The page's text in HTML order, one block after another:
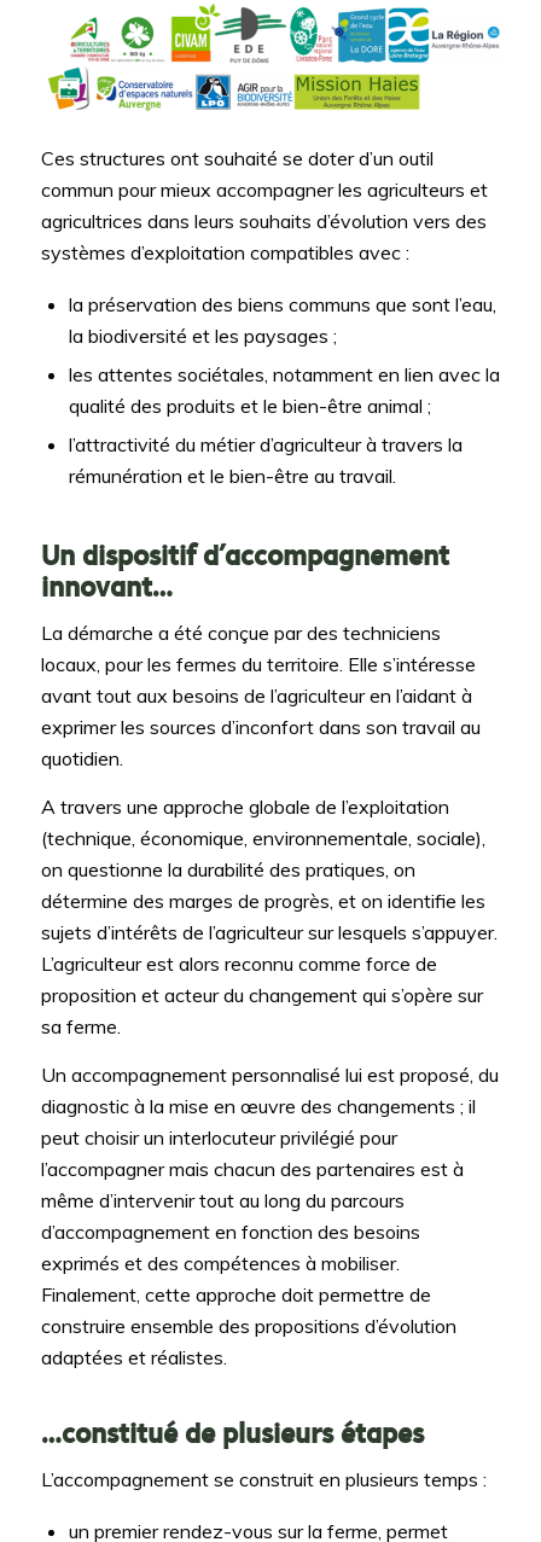
Ces structures ont souhaité se doter d’un outil
commun pour mieux accompagner les agriculteurs et
agricultrices dans leurs souhaits d’évolution vers des
systèmes d’exploitation compatibles avec :
la préservation des biens communs que sont l’eau,
la biodiversité et les paysages ;
les attentes sociétales, notamment en lien avec la
qualité des produits et le bien-être animal ;
l’attractivité du métier d’agriculteur à travers la
rémunération et le bien-être au travail.
Un dispositif d’accompagnement
innovant…
La démarche a été conçue par des techniciens
locaux, pour les fermes du territoire. Elle s’intéresse
avant tout aux besoins de l’agriculteur en l’aidant à
exprimer les sources d’inconfort dans son travail au
quotidien.
A travers une approche globale de l’exploitation
(technique, économique, environnementale, sociale),
on questionne la durabilité des pratiques, on
détermine des marges de progrès, et on identifie les
sujets d’intérêts de l’agriculteur sur lesquels s’appuyer.
L’agriculteur est alors reconnu comme force de
proposition et acteur du changement qui s’opère sur
sa ferme.
Un accompagnement personnalisé lui est proposé, du
diagnostic à la mise en œuvre des changements ; il
peut choisir un interlocuteur privilégié pour
l’accompagner mais chacun des partenaires est à
même d’intervenir tout au long du parcours
d’accompagnement en fonction des besoins
exprimés et des compétences à mobiliser.
Finalement, cette approche doit permettre de
construire ensemble des propositions d’évolution
adaptées et réalistes.
…constitué de plusieurs étapes
L’accompagnement se construit en plusieurs temps :
un premier rendez-vous sur la ferme, permet